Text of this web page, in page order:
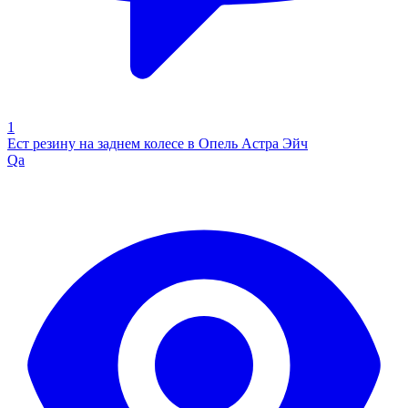
1
Ест резину на заднем колесе в Опель Астра Эйч
Qa